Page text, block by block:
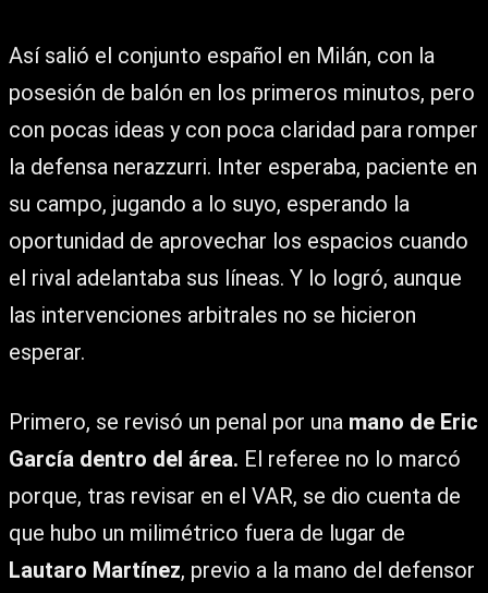
Así salió el conjunto español en Milán, con la
posesión de balón en los primeros minutos, pero
con pocas ideas y con poca claridad para romper
la defensa nerazzurri. Inter esperaba, paciente en
su campo, jugando a lo suyo, esperando la
oportunidad de aprovechar los espacios cuando
el rival adelantaba sus líneas. Y lo logró, aunque
las intervenciones arbitrales no se hicieron
esperar.
Primero, se revisó un penal por una mano de Eric
García dentro del área. El referee no lo marcó
porque, tras revisar en el VAR, se dio cuenta de
que hubo un milimétrico fuera de lugar de
Lautaro Martínez, previo a la mano del defensor